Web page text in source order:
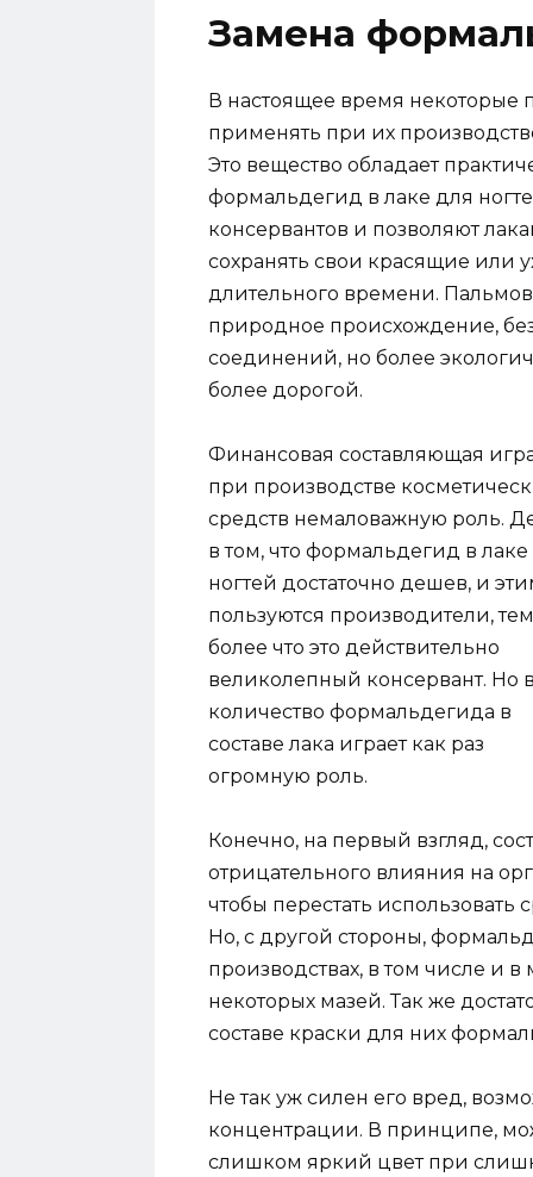
Замена
В настоящее время некоторые
применять при их
Это вещество обладает
формальдегид в лаке для
консервантов и позволяют
сохранять свои красящие или
длительного времени.
природное происхождение,
соединений, но более
более дорогой.
Финансовая составляющая
при производстве
средств немаловажную роль.
в том, что формальдегид в
ногтей достаточно дешев, и
пользуются производители, тем
более что это действительно
великолепный консервант. Но
количество формальдегида в
составе лака играет как раз
огромную роль.
Конечно, на первый взгляд,
отрицательного влияния на
чтобы перестать использовать
Но, с другой стороны,
производствах, в том числе и
некоторых мазей. Так же
составе краски для них
Не так уж силен его вред,
концентрации. В принципе,
слишком яркий цвет при